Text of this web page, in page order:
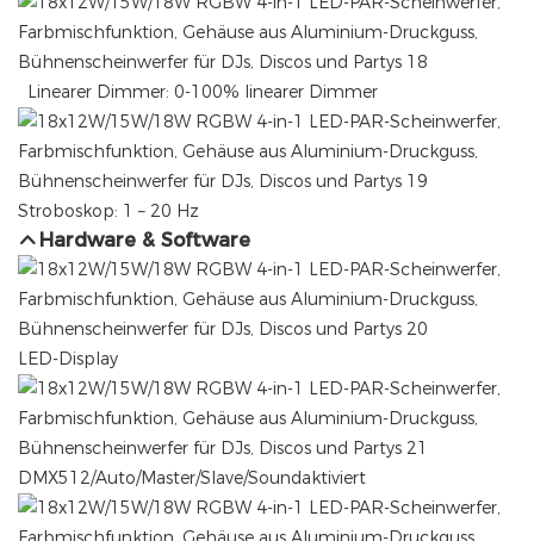
Linearer Dimmer: 0-100% linearer Dimmer
Stroboskop: 1 – 20 Hz
Hardware & Software
LED-Display
DMX512/Auto/Master/Slave/Soundaktiviert